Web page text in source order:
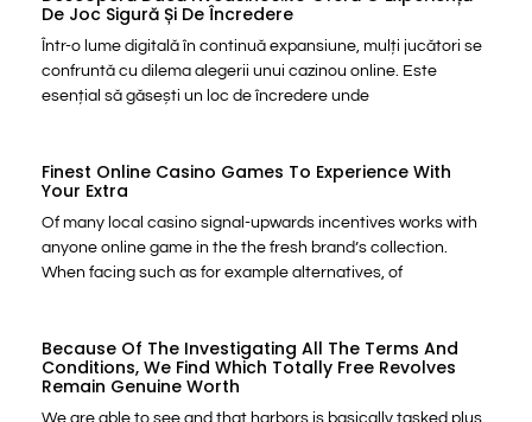
De Joc Sigură Și De Încredere
Într-o lume digitală în continuă expansiune, mulți jucători se
confruntă cu dilema alegerii unui cazinou online. Este
esențial să găsești un loc de încredere unde
Finest Online Casino Games To Experience With
Your Extra
Of many local casino signal-upwards incentives works with
anyone online game in the the fresh brand’s collection.
When facing such as for example alternatives, of
Because Of The Investigating All The Terms And
Conditions, We Find Which Totally Free Revolves
Remain Genuine Worth
We are able to see and that harbors is basically tasked plus